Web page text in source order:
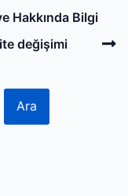
Hakkında Bilgi
değişimi
Ara